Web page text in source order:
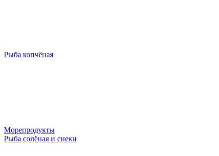
Рыба копчёная
Морепродукты
Рыба солёная и снеки